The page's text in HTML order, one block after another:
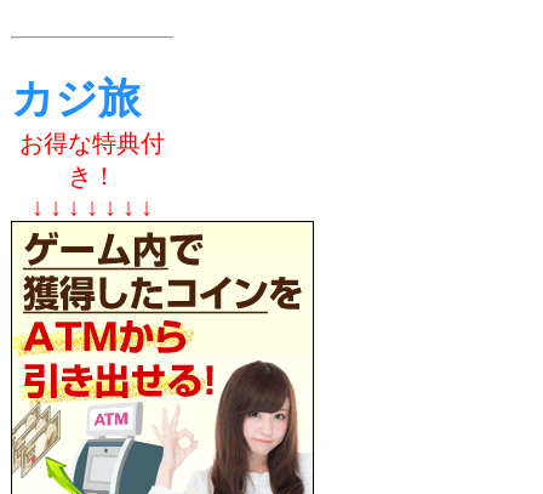
カジ旅
お得な特典付
き！
↓ ↓ ↓ ↓ ↓ ↓ ↓